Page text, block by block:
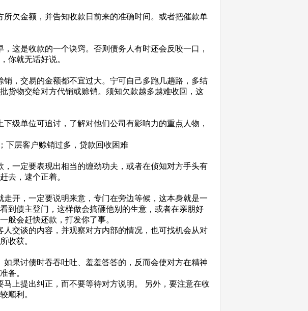
欠金额，并告知收款日前来的准确时间。或者把催款单
这是收款的一个诀窍。否则债务人有时还会反咬一口，
你就无话好说。
，交易的金额都不宜过大。宁可自己多跑几趟路，多结
货物交给对方代销或赊销。须知欠款越多越难收回，这
级单位可追讨，了解对他们公司有影响力的重点人物，
层客户赊销过多，贷款回收困难
一定要表现出相当的缠劲功夫，或者在侦知对方手头有
去，逮个正着。
开，一定要说明来意，专门在旁边等候，这本身就是一
到债主登门，这样做会搞砸他别的生意，或者在亲朋好
般会赶快还款，打发你了事。
交谈的内容，并观察对方内部的情况，也可找机会从对
收获。
果讨债时吞吞吐吐、羞羞答答的，反而会使对方在精神
备。
上提出纠正，而不要等待对方说明。 另外，要注意在收
顺利。